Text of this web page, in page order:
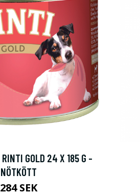
RINTI GOLD 24 X 185 G -
NÖTKÖTT
284 SEK